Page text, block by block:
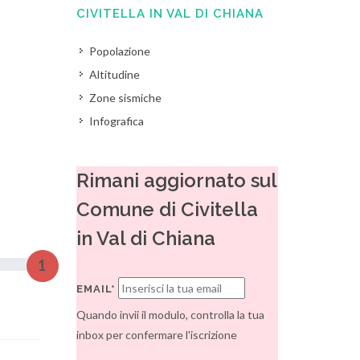
1
CIVITELLA IN VAL DI CHIANA
Popolazione
Altitudine
Zone sismiche
Infografica
Rimani aggiornato sul
Comune di Civitella
in Val di Chiana
EMAIL*
Quando invii il modulo, controlla la tua
inbox per confermare l'iscrizione